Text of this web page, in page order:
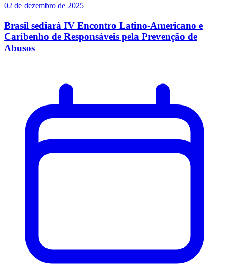
02 de dezembro de 2025
Brasil sediará IV Encontro Latino-Americano e
Caribenho de Responsáveis pela Prevenção de
Abusos